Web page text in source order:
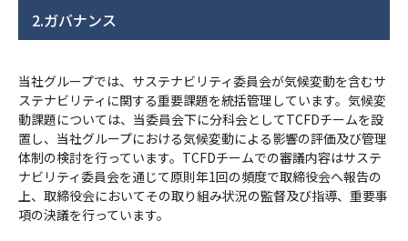
2.ガバナンス
当社グループでは、サステナビリティ委員会が気候変動を含むサ
ステナビリティに関する重要課題を統括管理しています。気候変
動課題については、当委員会下に分科会としてTCFDチームを設
置し、当社グループにおける気候変動による影響の評価及び管理
体制の検討を行っています。TCFDチームでの審議内容はサステ
ナビリティ委員会を通じて原則年1回の頻度で取締役会へ報告の
上、取締役会においてその取り組み状況の監督及び指導、重要事
項の決議を行っています。